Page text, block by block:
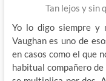
Tan lejos y sin
Yo lo digo siempre y
Vaughan es uno de
en casos como el que
habitual compañero